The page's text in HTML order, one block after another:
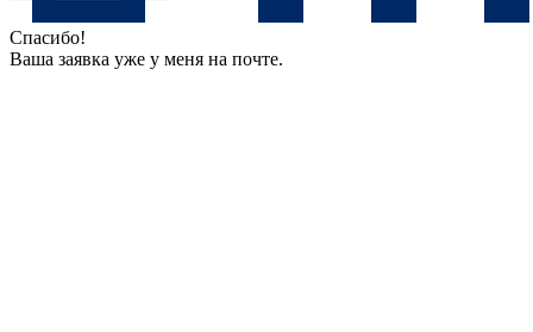
Спасибо!
Ваша заявка уже у меня на почте.